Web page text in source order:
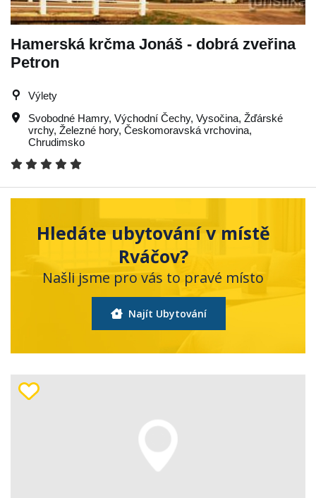
Hamerská krčma Jonáš - dobrá zveřina
Petron
Výlety
Svobodné Hamry, Východní Čechy, Vysočina, Žďárské
vrchy, Železné hory, Českomoravská vrchovina,
Chrudimsko
Hledáte ubytování v místě
Rváčov?
Našli jsme pro vás to pravé místo
Najít Ubytování